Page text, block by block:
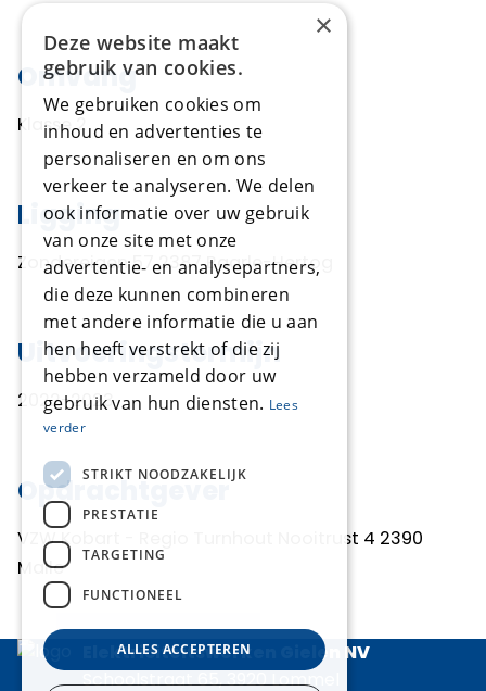
Omvang
Klasse 2
Ligging
Zondereigen 57 2387 Baarle-Hertog
Uitvoeringstermijn
2022-2023
Opdrachtgever
VZW Kobart - Regio Turnhout Nooitrust 4 2390
Malle
Elektriciteitswerken Gielen NV
Schoolstraat 65, 3920 Lommel
×
Deze website maakt
gebruik van cookies.
We gebruiken cookies om
inhoud en advertenties te
personaliseren en om ons
verkeer te analyseren. We delen
ook informatie over uw gebruik
van onze site met onze
advertentie- en analysepartners,
die deze kunnen combineren
met andere informatie die u aan
hen heeft verstrekt of die zij
hebben verzameld door uw
gebruik van hun diensten. Lees
verder
STRIKT NOODZAKELIJK
PRESTATIE
TARGETING
FUNCTIONEEL
ALLES ACCEPTEREN